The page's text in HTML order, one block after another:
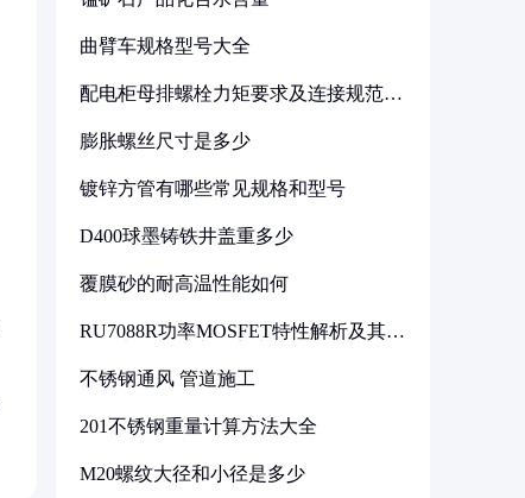
曲臂车规格型号大全
配电柜母排螺栓力矩要求及连接规范详
膨胀螺丝尺寸是多少
镀锌方管有哪些常见规格和型号
D400球墨铸铁井盖重多少
覆膜砂的耐高温性能如何
RU7088R功率MOSFET特性解析及其在
不锈钢通风 管道施工
201不锈钢重量计算方法大全
M20螺纹大径和小径是多少